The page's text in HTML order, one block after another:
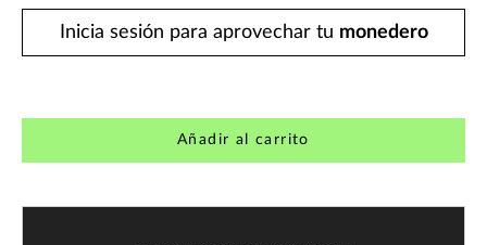
Inicia sesión para aprovechar tu monedero
Añadir al carrito